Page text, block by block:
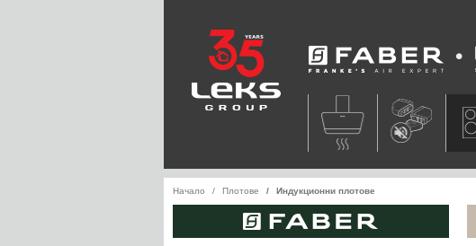
Faber
Начало Плотове Индукционни плотове